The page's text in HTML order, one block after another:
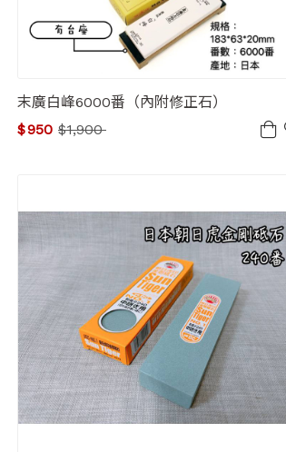
末廣白峰6000番（內附修正石）
$1,900
$950